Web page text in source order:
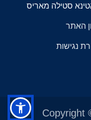
סטילה מאריס
האתר​
נגישות
Copyright